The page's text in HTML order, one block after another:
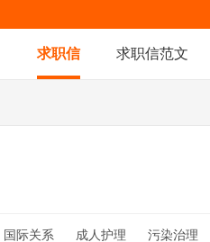
求职信 求职信范文
国际关系 成人护理 污染治理